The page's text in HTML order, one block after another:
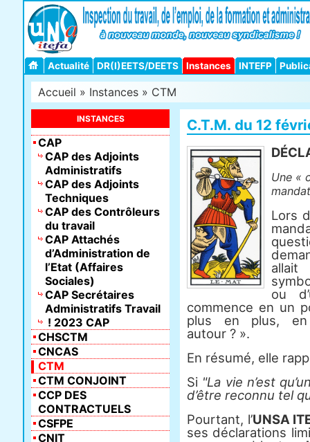
Actualité DR(I)EETS/DEETS Instances INTEFP
Accueil » Instances » CTM
C.T.M. du 12
Une «
Lors
ou
commence en un
plus en plus, en
autour ? ».
En résumé, elle
Si "La vie n’est
d’être reconnu tel
Pourtant, l’UNSA
ses déclarations
INSTANCES
CAP
CAP des Adjoints
Administratifs
CAP des Adjoints
Techniques
CAP des Contrôleurs
du travail
CAP Attachés
d’Administration de
l’Etat (Affaires
Sociales)
CAP Secrétaires
Administratifs Travail
! 2023 CAP
CHSCTM
CNCAS
CTM
CTM CONJOINT
CCP DES
CONTRACTUELS
CSFPE
CNIT